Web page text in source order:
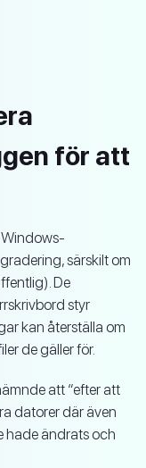
för att
särskilt om
De
styr
kan återställa om
de gäller för.
att “efter att
datorer där även
hade ändrats och